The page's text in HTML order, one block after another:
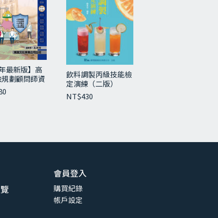
最新版】高
劃顧問師資
典講義與試
飲料調製丙級技能檢
定演練（二版）
NT$430
會員登入
購買紀錄
帳戶設定